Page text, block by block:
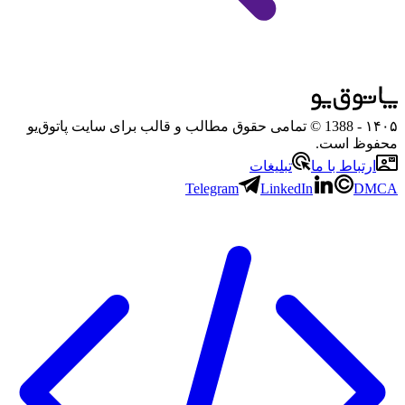
۱۴۰۵
- 1388 © تمامی حقوق مطالب و قالب برای سایت پاتوق‌یو
محفوظ است.
ارتباط با ما
تبلیغات
Telegram
LinkedIn DMCA